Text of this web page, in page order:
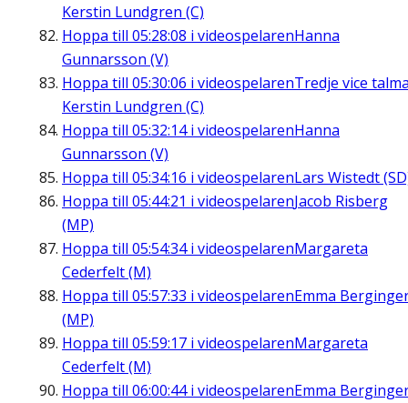
Kerstin Lundgren (C)
Hoppa till 05:28:08 i videospelarenHanna
Gunnarsson (V)
Hoppa till 05:30:06 i videospelarenTredje vice
Kerstin Lundgren (C)
Hoppa till 05:32:14i videospelarenHanna
Gunnarsson (V)
Hoppa till 05:34:16 i videospelarenLars Wistedt
Hoppa till 05:44:21 i videospelarenJacob Risberg
(MP)
Hoppa till 05:54:34i videospelarenMargareta
Cederfelt (M)
Hoppa till 05:57:33 i videospelarenEmma
(MP)
Hoppa till 05:59:17 i videospelarenMargareta
Cederfelt (M)
Hoppa till 06:00:44i videospelarenEmma